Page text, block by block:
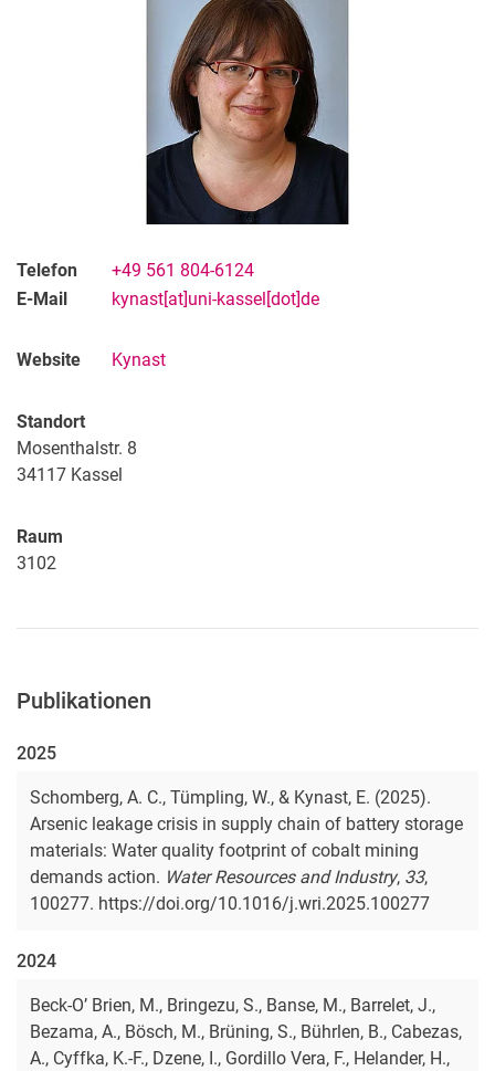
Telefon
+49 561 804-6124
E-Mail
kynast[at]uni-kassel[dot]de
Website Kynast
Standort
Mosenthalstr. 8
34117 Kassel
Raum
3102
Publikationen
2025
Schomberg, A. C., Tümpling, W., & Kynast, E. (2025).
Arsenic leakage crisis in supply chain of battery storage
materials: Water quality footprint of cobalt mining
demands action. Water Resources and Industry, 33,
100277. https://doi.org/10.1016/j.wri.2025.100277
2024
Beck-O’ Brien, M., Bringezu, S., Banse, M., Barrelet, J.,
Bezama, A., Bösch, M., Brüning, S., Bührlen, B., Cabezas,
A., Cyffka, K.-F., Dzene, I., Gordillo Vera, F., Helander, H.,